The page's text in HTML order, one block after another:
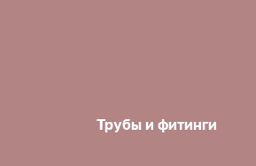
Трубы и фитинги